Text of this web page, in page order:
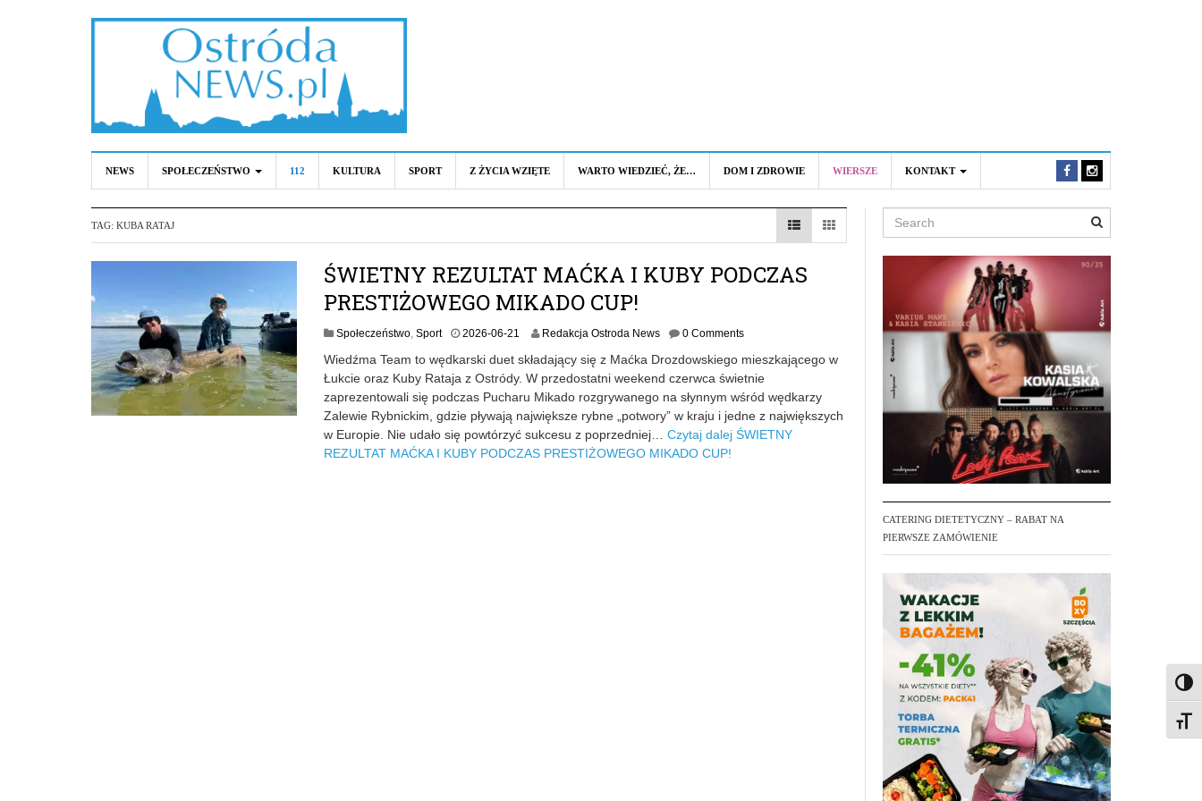
NEWS SPOŁECZEŃSTWO 112 KULTURA SPORT Z ŻYCIA WZIĘTE WARTO WIEDZIEĆ, ŻE… DOM I ZDROWIE WIERSZE KONTAKT
TAG: KUBA RATAJ
ŚWIETNY REZULTAT MAĆKA I KUBY PODCZAS
PRESTIŻOWEGO MIKADO CUP!
Społeczeństwo Sport 2026-06-21
2
6
-
0
6
2
Redakcja Ostroda News 0 Comments
Wiedźma Team to wędkarski duet składający się z Maćka Drozdowskiego mieszkającego w
Łukcie oraz Kuby Rataja z Ostródy. W przedostatni weekend czerwca świetnie
zaprezentowali się podczas Pucharu Mikado rozgrywanego na słynnym wśród wędkarzy
Zalewie Rybnickim, gdzie pływają największe rybne „potwory” w kraju i jedne z największych
w Europie. Nie udało się powtórzyć sukcesu z poprzedniej… Czytaj dalej ŚWIETNY
REZULTAT MAĆKA I KUBY PODCZAS PRESTIŻOWEGO MIKADO CUP!
Search
CATERING DIETETYCZNY – RABAT NA
PIERWSZE ZAMÓWIENIE